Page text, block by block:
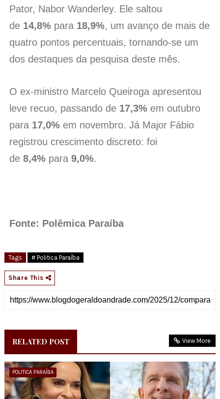
Pator, Nabor Wanderley. Ele saltou
de 14,8%para 18,9%, um avanço de mais de
quatro pontos percentuais, tornando-se um
dos destaques da pesquisa deste mês.
O ex-ministro Marcelo Queiroga apresentou
leve recuo, passando de 17,3%em outubro
para 17,0%em novembro. Já Major Fábio
registrou crescimento discreto: foi
de 8,4%para 9,0%.
Fonte: Polêmica Paraíba
Tags # Politica Paraíba
Share This
RELATED POST View More
POLITICA PARAÍBA